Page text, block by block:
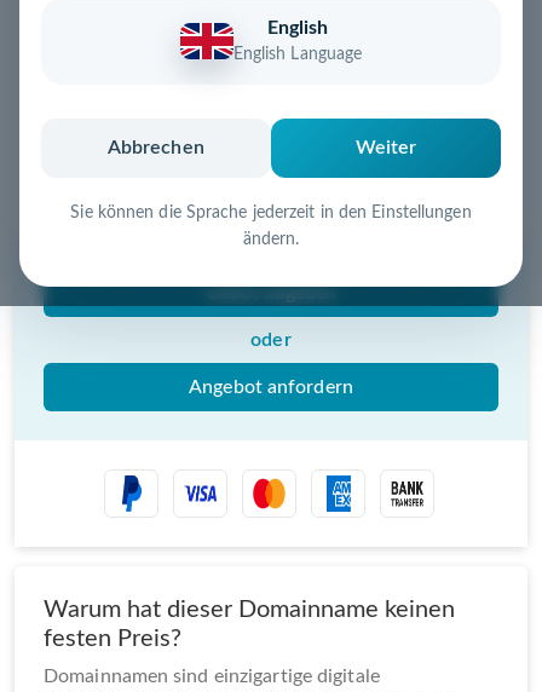
English
English Language
Abbrechen Weiter
Sie können die Sprache jederzeit in den Einstellungen
ändern.
Diese Domain könnte schon bald Ihnen gehören!
Schnell, sicher und unkompliziert zur eigenen
Gebot abgeben
oder
Angebot anfordern
Warum hat dieser Domainname keinen
festen Preis?
Domainnamen sind einzigartige digitale